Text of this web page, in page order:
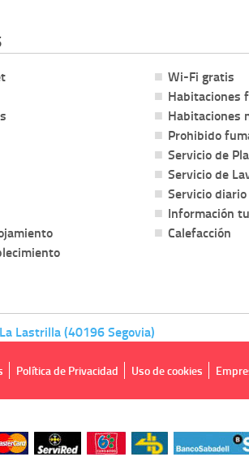
Wi-Fi gratis
Habitaciones
Habitaciones
Prohibido
Servicio de
Servicio de
Servicio
Información
Calefacción
Lastrilla (40196 Segovia)
Política de Privacidad Uso de cookies